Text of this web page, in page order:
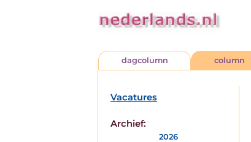
dagcolumn column
Vacatures
Archief:
2026